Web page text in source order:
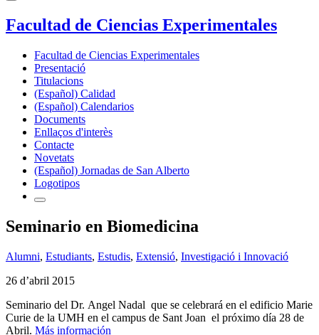
Facultad de Ciencias Experimentales
Facultad de Ciencias Experimentales
Presentació
Titulacions
(Español) Calidad
(Español) Calendarios
Documents
Enllaços d'interès
Contacte
Novetats
(Español) Jornadas de San Alberto
Logotipos
Seminario en Biomedicina
Alumni, Estudiants, Estudis, Extensió, Investigació i Innovació
26 d’abril 2015
Seminario del Dr. Angel Nadal que se celebrará en el edificio Marie
Curie de la UMH en el campus de Sant Joan el próximo día 28 de
Abril. Más información